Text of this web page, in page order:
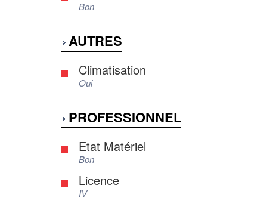
Bon
AUTRES
Climatisation
Oui
PROFESSIONNEL
Etat Matériel
Bon
Licence
IV